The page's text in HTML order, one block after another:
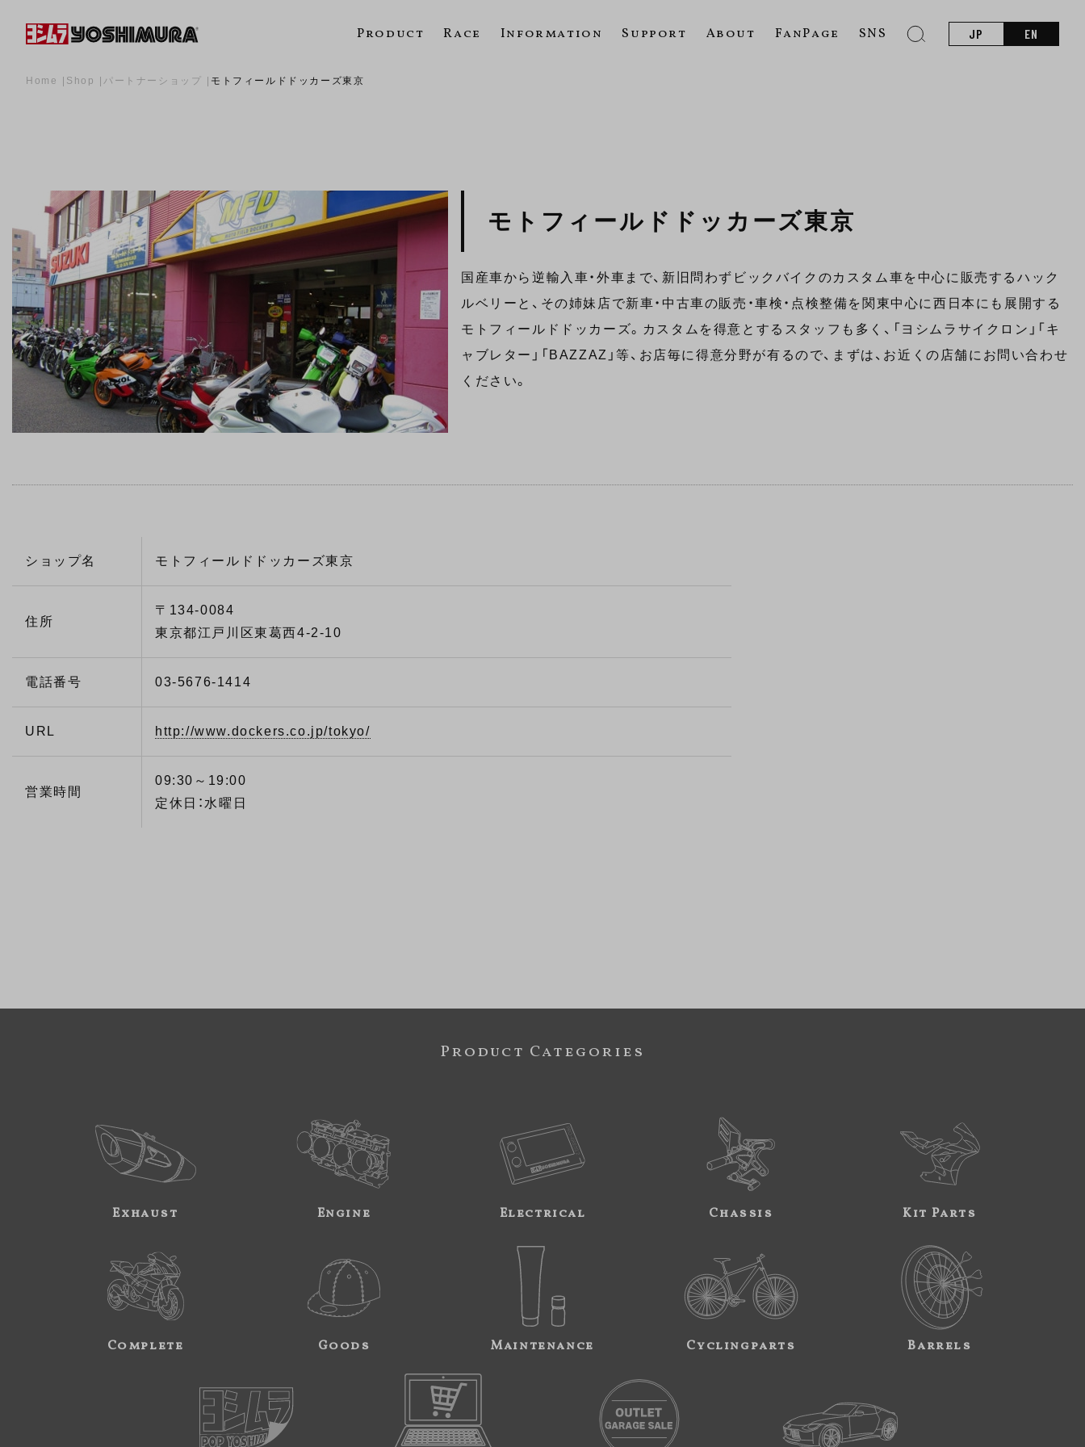
Product Race Information Support About FanPage SNS JP EN
Home Shop パートナーショップ モトフィールドドッカーズ東京
モトフィールドドッカーズ東京
国産車から逆輸入車・外車まで、新旧問わずビックバイクのカスタム車を中心に販売するハック
ルベリーと、その姉妹店で新車・中古車の販売・車検・点検整備を関東中心に西日本にも展開する
モトフィールドドッカーズ。カスタムを得意とするスタッフも多く、「ヨシムラサイクロン」「キ
ャブレター」「BAZZAZ」等、お店毎に得意分野が有るので、まずは、お近くの店舗にお問い合わせ
ください。
ショップ名 モトフィールドドッカーズ東京
住所
〒134-0084
東京都江戸川区東葛西4-2-10
電話番号 03-5676-1414
URL http://www.dockers.co.jp/tokyo/
営業時間
09:30～19:00
定休日：水曜日
Product Categories
Exhaust Engine Electrical Chassis Kit Parts
Complete Goods Maintenance Cyclingparts Barrels